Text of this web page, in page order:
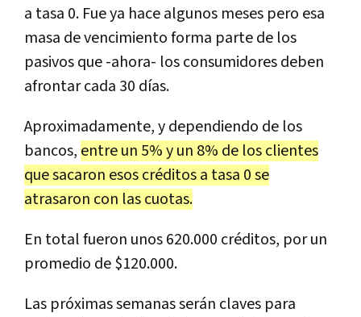
a tasa 0. Fue ya hace algunos meses pero esa
masa de vencimiento forma parte de los
pasivos que -ahora- los consumidores deben
afrontar cada 30 días.
Aproximadamente, y dependiendo de los
bancos, entre un 5% y un 8% de los clientes
que sacaron esos créditos a tasa 0 se
atrasaron con las cuotas.
En total fueron unos 620.000 créditos, por un
promedio de $120.000.
Las próximas semanas serán claves para